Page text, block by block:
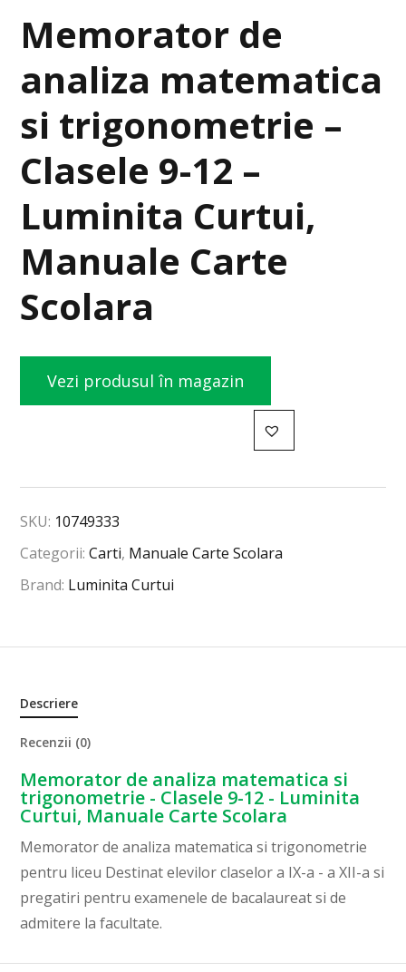
Memorator de
analiza matematica
si trigonometrie –
Clasele 9-12 –
Luminita Curtui,
Manuale Carte
Scolara
Vezi produsul în magazin
SKU: 10749333
Categorii:Carti, Manuale Carte Scolara
Brand: Luminita Curtui
Descriere
Recenzii (0)
Memorator de analiza matematica si
trigonometrie - Clasele 9-12 - Luminita
Curtui, Manuale Carte Scolara
Memorator de analiza matematica si trigonometrie
pentru liceu Destinat elevilor claselor a IX-a - a XII-a si
pregatiri pentru examenele de bacalaureat si de
admitere la facultate.